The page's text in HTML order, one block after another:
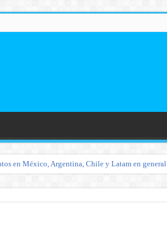
en México, Argentina, Chile y Latam en general